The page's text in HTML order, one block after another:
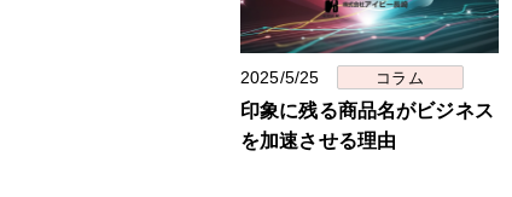
2025/5/25 コラム
印象に残る商品名がビジネス
を加速させる理由